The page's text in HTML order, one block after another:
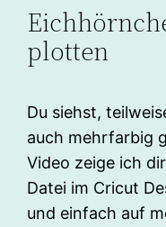
plotten
Du siehst,
auch mehrfarbig
Video zeige ich
Datei im Cricut
und einfach auf